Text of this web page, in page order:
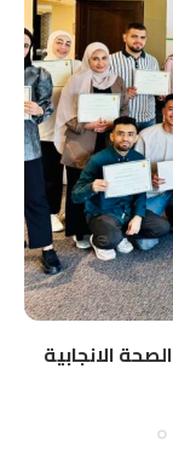
الانجابية